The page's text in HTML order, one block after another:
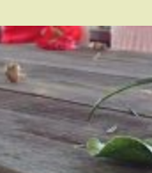
・移住してい